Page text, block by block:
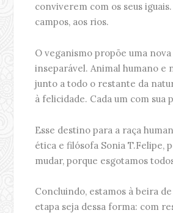
conviverem com os seus
campos, aos rios.
O veganismo propõe uma
inseparável. Animal humano e
junto a todo o restante da
à felicidade. Cada um com
Esse destino para a raça
ética e filósofa Sonia T.Felipe,
mudar, porque esgotamos
Concluindo, estamos à beira
etapa seja dessa forma: com